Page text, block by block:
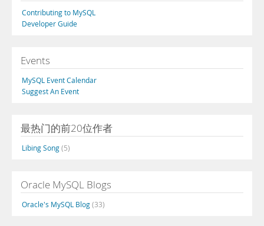
Contributing to MySQL
Developer Guide
Events
MySQL Event Calendar
Suggest An Event
最热门的前20位作者
Libing Song(5)
Oracle MySQL Blogs
Oracle's MySQL Blog(33)